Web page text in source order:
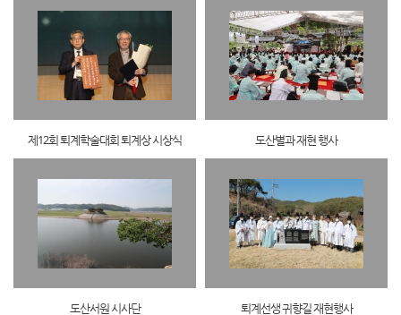
제12회 퇴계학술대회 퇴계상 시상식 도산별과 재현 행사
도산서원 시사단 퇴계선생 귀향길 재현행사